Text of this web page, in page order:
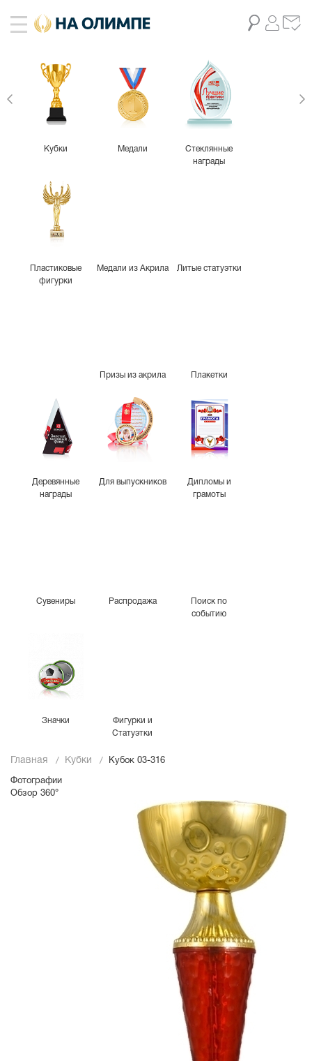
Кубки Медали
Стеклянные
награды
Пластиковые
фигурки
Медали из Акрила Литые статуэтки
Призы из акрила Плакетки
Деревянные
награды
Для выпускников
Дипломы и
грамоты
Сувениры Распродажа
Поиск по
событию
Значки
Фигурки и
Статуэтки
Главная Кубки Кубок 03-316
Фотографии
Обзор 360°